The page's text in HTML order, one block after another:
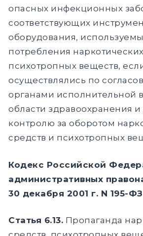
опасных инфекционных
соответствующих
оборудования,
потребления
психотропных веществ,
осуществлялись по
органами исполнительной
области здравоохранения
контролю за оборотом
средств и психотропных
Кодекс Российской
административных
30 декабря 2001 г. N 195-ФЗ
Статья 6.13. Пропаганда